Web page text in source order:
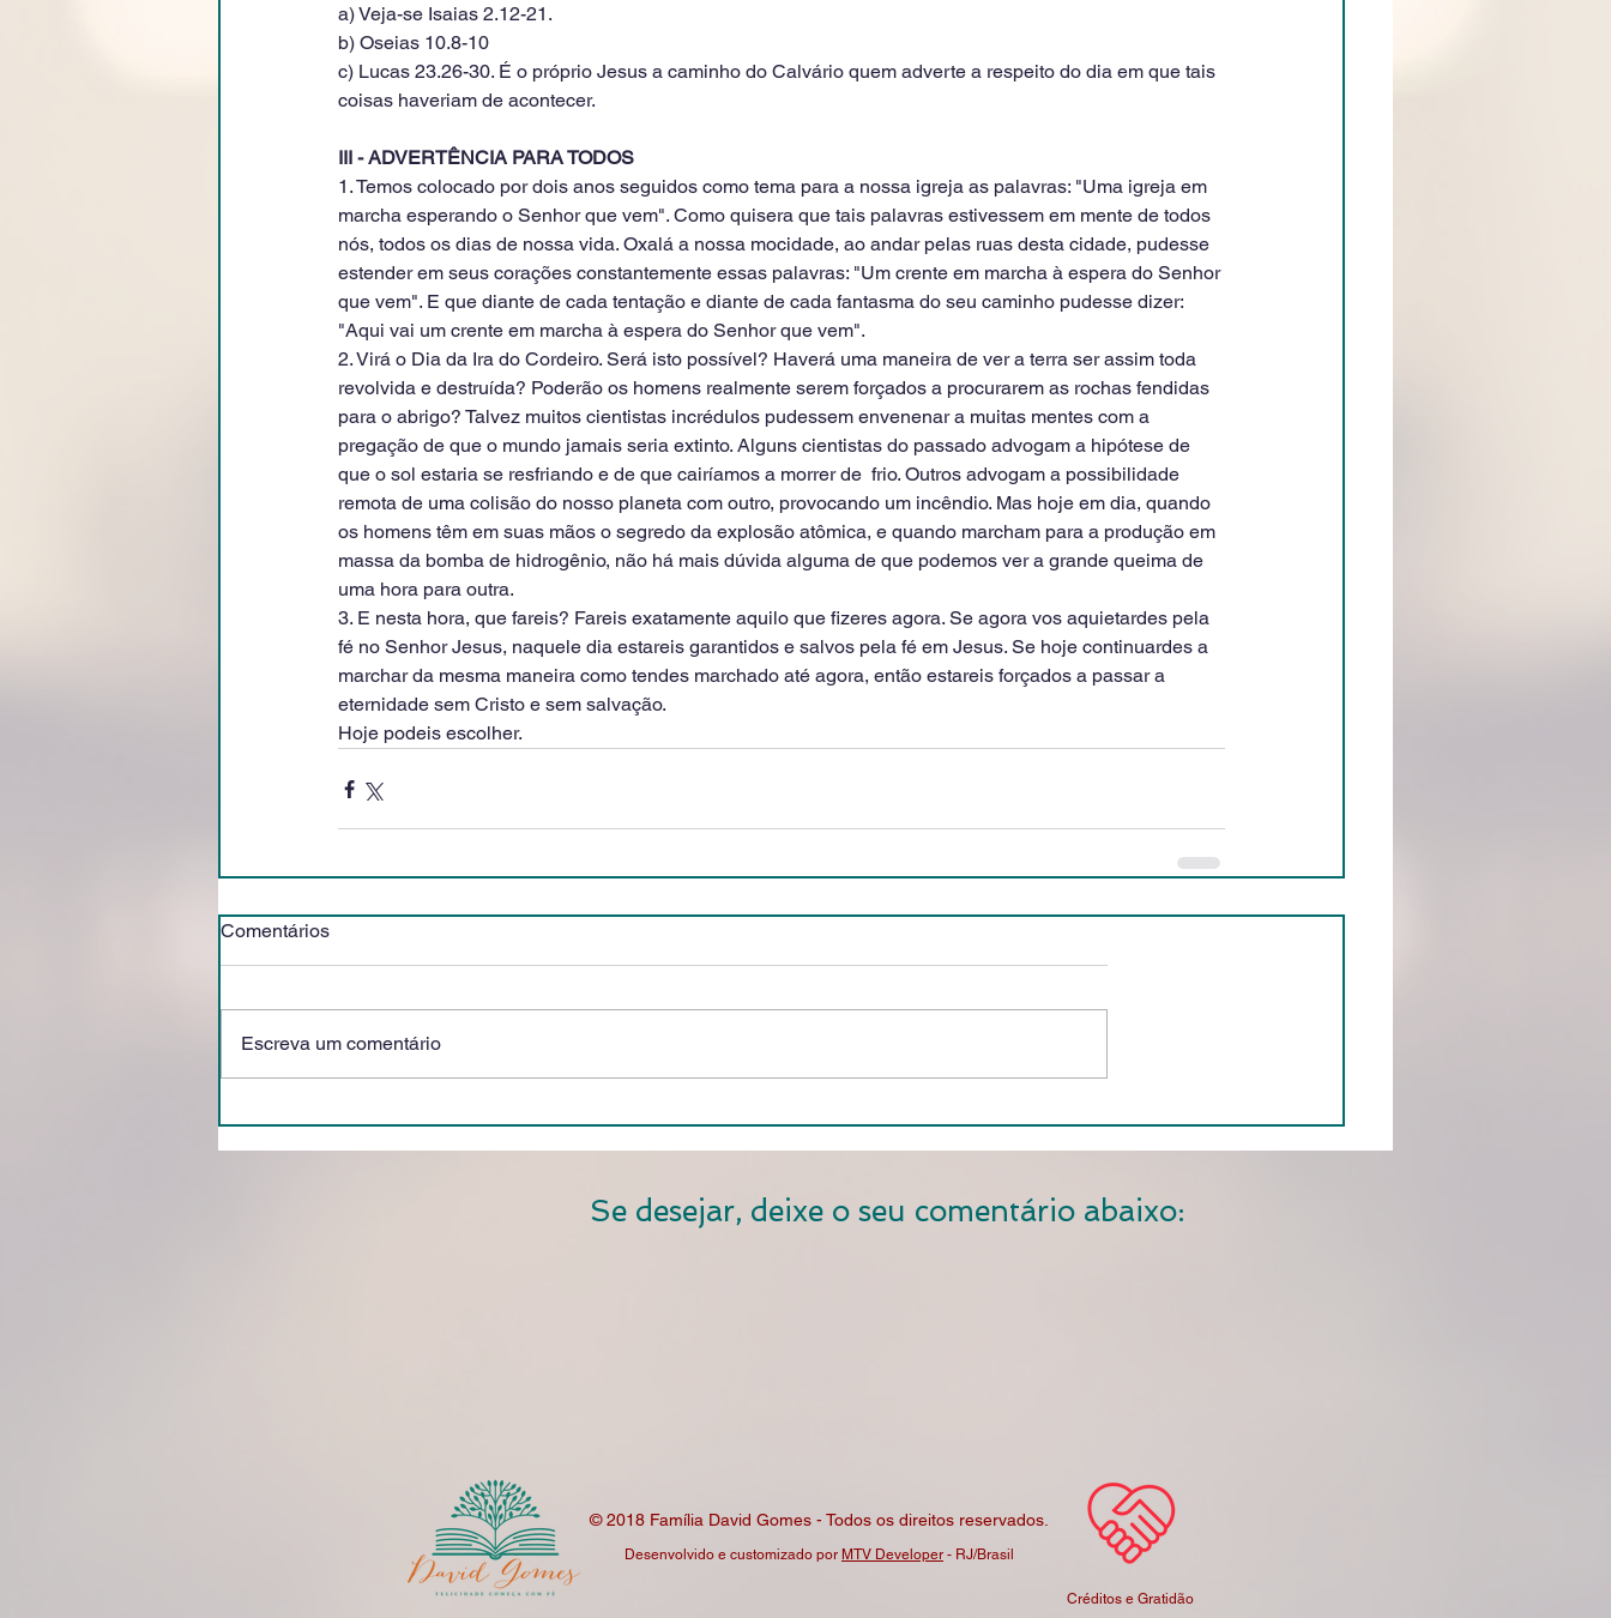
a) Veja-se Isaias 2.12-21.
b) Oseias 10.8-10
c) Lucas 23.26-30. É o próprio Jesus a caminho do Calvário quem adverte a respeito do dia em que tais
coisas haveriam de acontecer.
III - ADVERTÊNCIA PARA TODOS
1. Temos colocado por dois anos seguidos como tema para a nossa igreja as palavras: "Uma igreja em
marcha esperando o Senhor que vem". Como quisera que tais palavras estivessem em mente de todos
nós, todos os dias de nossa vida. Oxalá a nossa mocidade, ao andar pelas ruas desta cidade, pudesse
estender em seus corações constantemente essas palavras: "Um crente em marcha à espera do Senhor
que vem". E que diante de cada tentação e diante de cada fantasma do seu caminho pudesse dizer:
"Aqui vai um crente em marcha à espera do Senhor que vem".
2. Virá o Dia da Ira do Cordeiro. Será isto possível? Haverá uma maneira de ver a terra ser assim toda
revolvida e destruída? Poderão os homens realmente serem forçados a procurarem as rochas fendidas
para o abrigo? Talvez muitos cientistas incrédulos pudessem envenenar a muitas mentes com a
pregação de que o mundo jamais seria extinto. Alguns cientistas do passado advogam a hipótese de
que o sol estaria se resfriando e de que cairíamos a morrer de  frio. Outros advogam a possibilidade
remota de uma colisão do nosso planeta com outro, provocando um incêndio. Mas hoje em dia, quando
os homens têm em suas mãos o segredo da explosão atômica, e quando marcham para a produção em
massa da bomba de hidrogênio, não há mais dúvida alguma de que podemos ver a grande queima de
uma hora para outra.
3. E nesta hora, que fareis? Fareis exatamente aquilo que fizeres agora. Se agora vos aquietardes pela
fé no Senhor Jesus, naquele dia estareis garantidos e salvos pela fé em Jesus. Se hoje continuardes a
marchar da mesma maneira como tendes marchado até agora, então estareis forçados a passar a
eternidade sem Cristo e sem salvação.
Hoje podeis escolher.
Comentários
Escreva um comentário
Se desejar, deixe o seu comentário abaixo:
© 2018 Família David Gomes - Todos os direitos reservados.
Desenvolvido e customizado por MTV Developer - RJ/Brasil
Créditos e Gratidão